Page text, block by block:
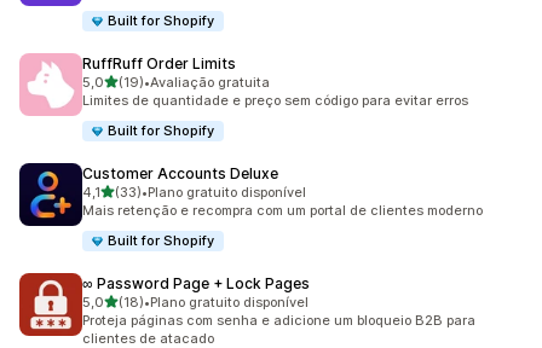
Built for Shopify
RuffRuff Order Limits
5,0de 5 estrelas
(19)
19 avaliações ao todo
•Avaliação gratuita
Limites de quantidade e preço sem código para evitar erros
Built for Shopify
Customer Accounts Deluxe
4,1de 5 estrelas
(33)
33 avaliações ao todo
•Plano gratuito disponível
Mais retenção e recompra com um portal de clientes moderno
Built for Shopify
∞ Password Page + Lock Pages
5,0de 5 estrelas
(18)
18 avaliações ao todo
•Plano gratuito disponível
Proteja páginas com senha e adicione um bloqueio B2B para
clientes de atacado